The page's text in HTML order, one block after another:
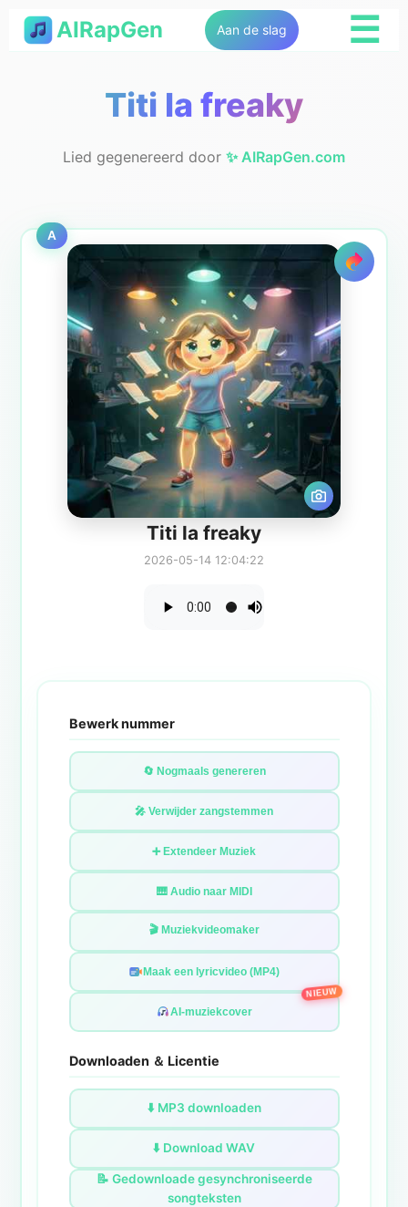
AIRapGen Aan de slag
☰
Titi la freaky
Lied gegenereerd door ✨ AIRapGen.com
A
Titi la freaky
2026-05-14 12:04:22
Bewerk nummer
🔄 Nogmaals genereren
🎤 Verwijder zangstemmen
➕ Extendeer Muziek
🎹 Audio naar MIDI
🎬 Muziekvideomaker
Maak een lyricvideo (MP4)
AI-muziekcover
NIEUW
Downloaden ＆ Licentie
⬇️ MP3 downloaden
⬇️ Download WAV
📝 Gedownloade gesynchroniseerde
songteksten